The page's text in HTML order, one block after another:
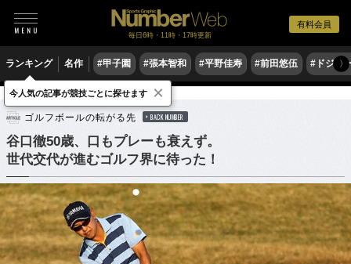
有料会員
毎日6時・11時・17時更新
ランキング 名作 #甲子園 #張本智和 #平野佳寿 #前田悠伍 #ドジャ
〉
ゴルフ 男子ゴルフ
ゴルフボールの転がる先 BACK NUMBER
谷口徹50歳、口もプレーも衰えず。
世代交代が進むゴルフ界に待った！
今人気の記事が競技ごとに探せます ×